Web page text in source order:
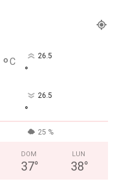
°C 26.5
°
26.5
°
25 %
DOM
37°
LUN
38°